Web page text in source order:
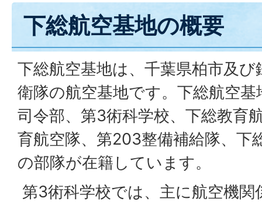
下総航空基地の概要
下総航空基地は、千葉県柏市及
衛隊の航空基地です。下総航空
司令部、第3術科学校、下総教育
育航空隊、第203整備補給隊、下
の部隊が在籍しています。
第3術科学校では、主に航空機